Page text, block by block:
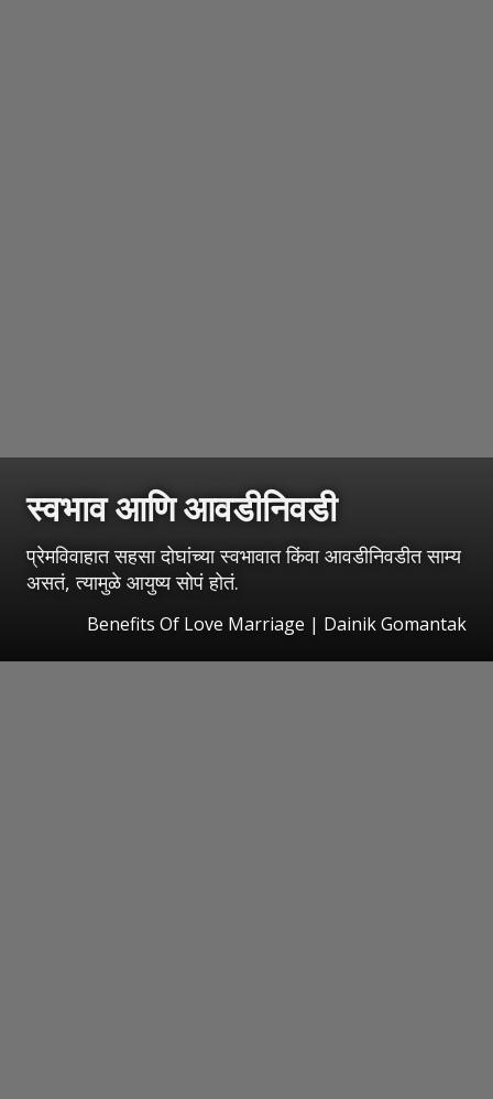
स्वभाव आणि आवडीनिवडी
प्रेमविवाहात सहसा दोघांच्या स्वभावात किंवा आवडीनिवडीत साम्य
असतं, त्यामुळे आयुष्य सोपं होतं.
Benefits Of Love Marriage | Dainik Gomantak